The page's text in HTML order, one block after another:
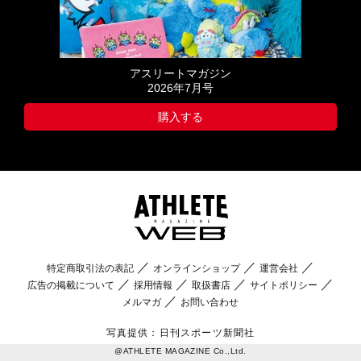
アスリートマガジン
2026年7月号
購入する
特定商取引法の表記 オンラインショップ
運営会社
広告の掲載について
採用情報 取扱書店
サイトポリシー
メルマガ
お問い合わせ
写真提供：日刊スポーツ新聞社
@ATHLETE MAGAZINE Co.,Ltd.